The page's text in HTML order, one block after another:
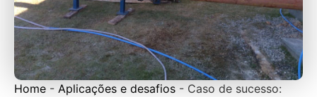
Home - Aplicações e desafios - Caso de sucesso: